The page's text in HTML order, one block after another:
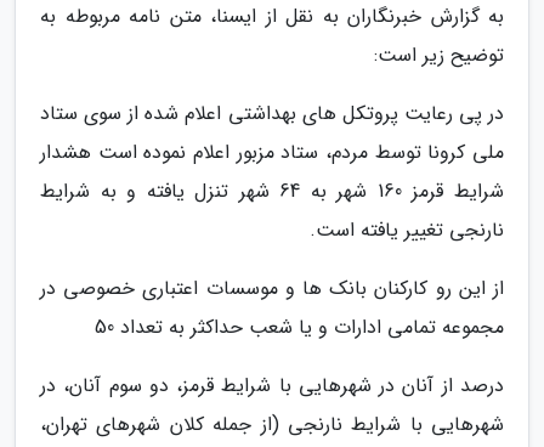
به گزارش خبرنگاران به نقل از ایسنا، متن نامه مربوطه به
توضیح زیر است:
در پی رعایت پروتکل های بهداشتی اعلام شده از سوی ستاد
ملی کرونا توسط مردم، ستاد مزبور اعلام نموده است هشدار
شرایط قرمز 160 شهر به 64 شهر تنزل یافته و به شرایط
نارنجی تغییر یافته است.
از این رو کارکنان بانک ها و موسسات اعتباری خصوصی در
مجموعه تمامی ادارات و یا شعب حداکثر به تعداد 50
درصد از آنان در شهرهایی با شرایط قرمز، دو سوم آنان، در
شهرهایی با شرایط نارنجی (از جمله کلان شهرهای تهران،